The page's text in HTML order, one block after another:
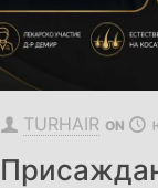
TURHAIR ON